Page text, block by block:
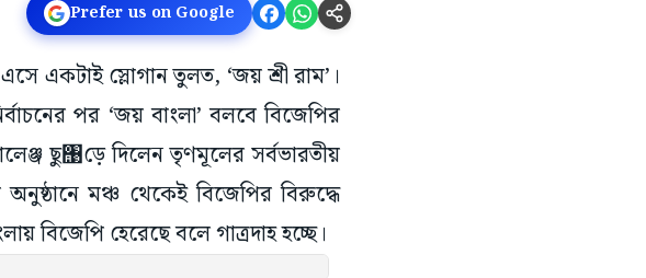
Prefer us on Google
একটাই স্লোগান তুলত, ‘জয় শ্রী রাম’।
পর ‘জয় বাংলা’ বলবে বিজেপির
ছু঩ড়ে দিলেন তৃণমূলের সর্বভারতীয়
মঞ্চ থেকেই বিজেপির বিরুদ্ধে
হেরেছে বলে গাত্রদাহ হচ্ছে।